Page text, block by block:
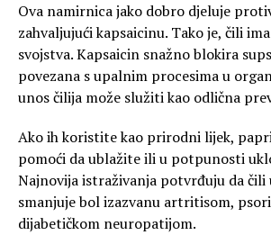
Ova namirnica jako dobro djeluje
zahvaljujući kapsaicinu. Tako je, čili
svojstva. Kapsaicin snažno blokira
povezana s upalnim procesima u
unos čilija može služiti kao odlična
Ako ih koristite kao prirodni lijek,
pomoći da ublažite ili u potpunosti
Najnovija istraživanja potvrđuju da čili
smanjuje bol izazvanu artritisom,
dijabetičkom neuropatijom.